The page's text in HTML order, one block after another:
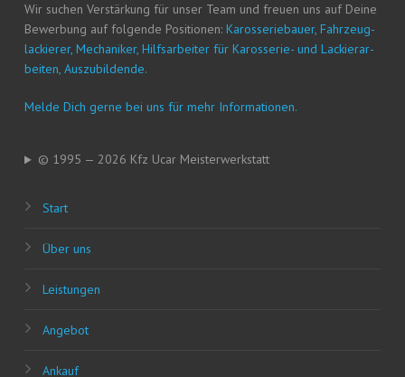
Wir suchen Ver­stär­kung für unser Team und freu­en uns auf Dei­ne
Bewer­bung auf fol­gen­de Posi­tio­nen: Karos­se­rie­bau­er, Fahr­zeug­
la­ckie­rer, Mecha­ni­ker, Hilfs­ar­bei­ter für Karos­se­rie- und Lackier­ar­
bei­ten, Auszubildende.
Mel­de Dich ger­ne bei uns für mehr Informationen.
© 1995 — 2026 Kfz Ucar Meisterwerkstatt
Start
Über uns
Leis­tun­gen
Ange­bot
Ankauf